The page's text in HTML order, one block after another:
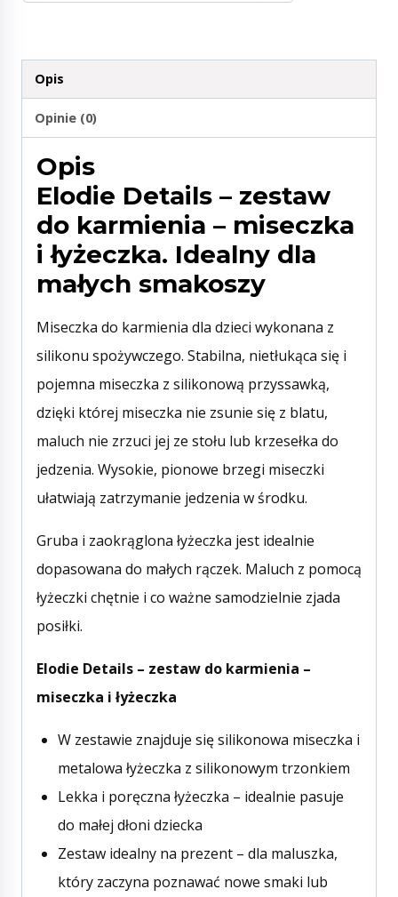
Opis
Opinie (0)
Opis
Elodie Details – zestaw
do karmienia – miseczka
i łyżeczka. Idealny dla
małych smakoszy
Miseczka do karmienia dla dzieci wykonana z
silikonu spożywczego. Stabilna, nietłukąca się i
pojemna miseczka z silikonową przyssawką,
dzięki której miseczka nie zsunie się z blatu,
maluch nie zrzuci jej ze stołu lub krzesełka do
jedzenia. Wysokie, pionowe brzegi miseczki
ułatwiają zatrzymanie jedzenia w środku.
Gruba i zaokrąglona łyżeczka jest idealnie
dopasowana do małych rączek. Maluch z pomocą
łyżeczki chętnie i co ważne samodzielnie zjada
posiłki.
Elodie Details – zestaw do karmienia –
miseczka i łyżeczka
W zestawie znajduje się silikonowa miseczka i
metalowa łyżeczka z silikonowym trzonkiem
Lekka i poręczna łyżeczka – idealnie pasuje
do małej dłoni dziecka
Zestaw idealny na prezent – dla maluszka,
który zaczyna poznawać nowe smaki lub